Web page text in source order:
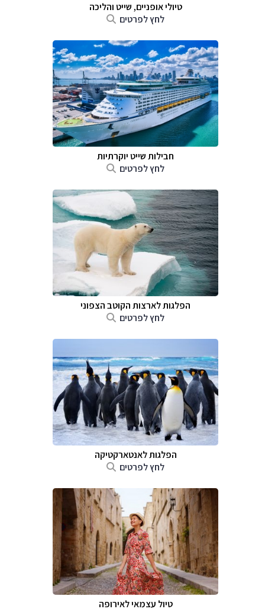
טיולי אופניים, שייט והליכה
לחץ לפרטים
חבילות שייט יוקרתיות
לחץ לפרטים
הפלגות לארצות הקוטב הצפוני
לחץ לפרטים
הפלגות לאנטארקטיקה
לחץ לפרטים
טיול עצמאי לאירופה